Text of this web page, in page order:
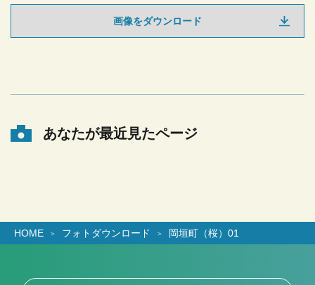
画像をダウンロード
あなたが最近見たページ
HOME フォトダウンロード 岡垣町（桜）01